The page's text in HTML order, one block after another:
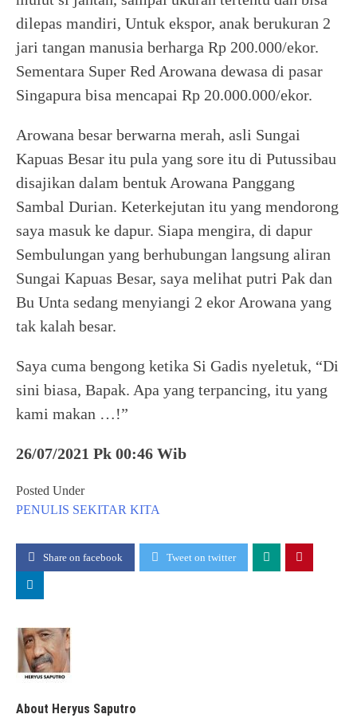
dilepas mandiri, Untuk ekspor, anak berukuran 2
jari tangan manusia berharga Rp 200.000/ekor.
Sementara Super Red Arowana dewasa di pasar
Singapura bisa mencapai Rp 20.000.000/ekor.
Arowana besar berwarna merah, asli Sungai
Kapuas Besar itu pula yang sore itu di Putussibau
disajikan dalam bentuk Arowana Panggang
Sambal Durian. Keterkejutan itu yang mendorong
saya masuk ke dapur. Siapa mengira, di dapur
Sembulungan yang berhubungan langsung aliran
Sungai Kapuas Besar, saya melihat putri Pak dan
Bu Unta sedang menyiangi 2 ekor Arowana yang
tak kalah besar.
Saya cuma bengong ketika Si Gadis nyeletuk, “Di
sini biasa, Bapak. Apa yang terpancing, itu yang
kami makan …!”
26/07/2021 Pk 00:46 Wib
Posted Under
PENULIS SEKITAR KITA
Share on facebook Tweet on twitter
About Heryus Saputro